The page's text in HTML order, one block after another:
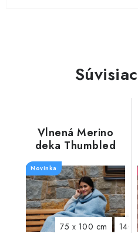
Vlnená Merino
deka Thumbled
svetlomodrá
Novinka
75 x 100 cm 140